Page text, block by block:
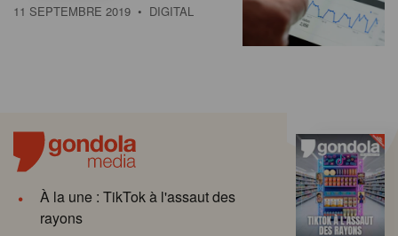
11 SEPTEMBRE 2019 • DIGITAL
À la une : TikTok à l'assaut des
rayons